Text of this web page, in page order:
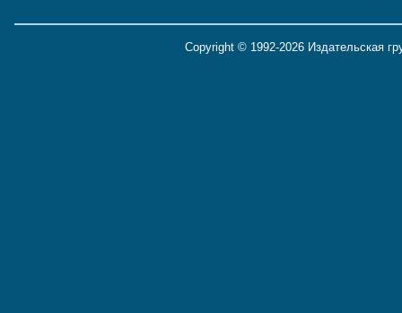
Copyright © 1992-2026 Издательская